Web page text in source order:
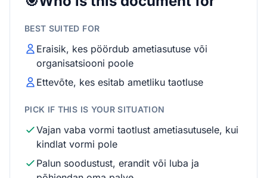
BEST SUITED FOR
Eraisik, kes pöördub ametiasutuse või
organisatsiooni poole
Ettevõte, kes esitab ametliku taotluse
PICK IF THIS IS YOUR SITUATION
Vajan vaba vormi taotlust ametiasutusele, kui
kindlat vormi pole
Palun soodustust, erandit või luba ja